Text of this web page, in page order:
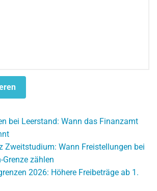
bei Leerstand: Wann das Finanzamt
Zweitstudium: Wann Freistellungen bei
Grenze zählen
2026: Höhere Freibeträge ab 1.